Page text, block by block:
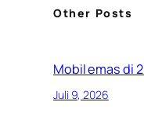
Other Posts
Mobil emas di
Juli 9, 2026